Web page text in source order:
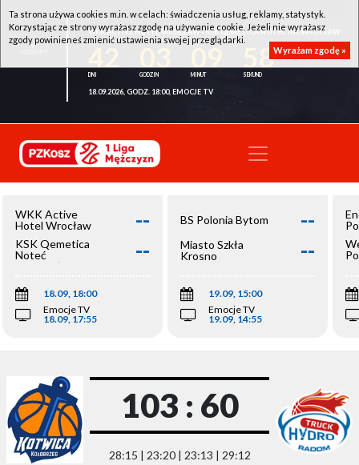
WKK ACTIVE HOTEL WROCŁAW - KSK QEMETICA NOTEĆ INOWROCŁAW
58
18.09.2026, GODZ. 18:00, EMOCJE TV
WKK Active
Hotel Wrocław
--
KSK Qemetica
Noteć
Inowrocław
--
18.09, 18:00
Emocje TV
18.09, 17:55
BS Polonia Bytom --
Miasto Szkła
Krosno
--
19.09, 15:00
Emocje TV
19.09, 14:55
103 : 60
28:15 | 23:20 | 23:13 | 29:12
Ta strona używa cookies m.in. w celach: świadczenia usług, reklamy, statystyk.
Korzystając ze strony wyrażasz zgodę na używanie cookie. Jeżeli nie wyrażasz
zgody powinieneś zmienić ustawienia swojej przeglądarki.
Wyrażam zgodę »